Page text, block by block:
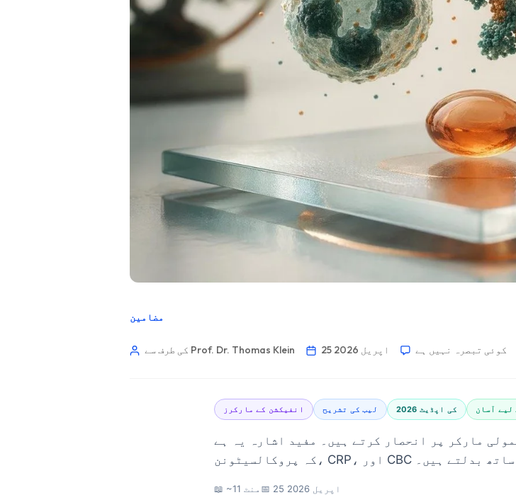
مضامین
کی طرف سے Prof. Dr. Thomas Klein 25 اپریل 2026 کوئی تبصرہ نہیں ہے
انفیکشن کے مارکرز لیب کی تشریح 2026 کی اپڈیٹ لیے آسان
مارکر پر انحصار کرتے ہیں۔ مفید اشارہ یہ ہے
📖 ~11 منٹ 📅 25 اپریل 2026